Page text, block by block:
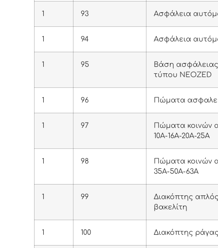
1 93 Ασφάλεια
1 94 Ασφάλεια
1 95
Βάση
τύπου NEOZED
1 96 Πώματα
1 97
Πώματα κοινών
10Α-16Α-20Α-25Α
1 98
Πώματα κοινών
35Α-50Α-63Α
1 99
Διακόπτης
βακελίτη
1 100 Διακόπτης